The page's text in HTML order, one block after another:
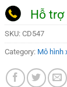
Hỗ trợ
SKU: CD547
Category: Mô hình